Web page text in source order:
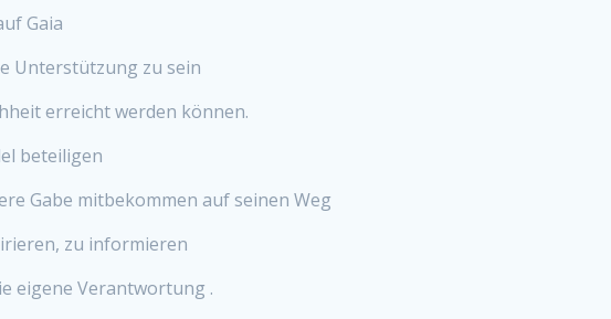
Gaia
Unterstützung zu sein
erreicht werden können.
beteiligen
Gabe mitbekommen auf seinen Weg
zu informieren
eigene Verantwortung .